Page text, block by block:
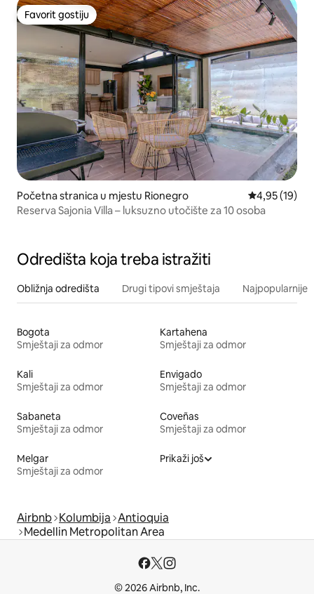
Favorit gostiju
Favorit gostiju
Početna stranica u mjestu Rionegro prosječna
4,95 (19)
Reserva Sajonia Villa – luksuzno utočište za 10 osoba
Odredišta koja treba istražiti
Obližnja odredišta Drugi tipovi smještaja Najpopularnije
Bogota
Smještaji za odmor
Kartahena
Smještaji za odmor
Kali
Smještaji za odmor
Envigado
Smještaji za odmor
Sabaneta
Smještaji za odmor
Coveñas
Smještaji za odmor
Melgar
Smještaji za odmor
Prikaži još
Airbnb Kolumbija Antioquia
Medellin Metropolitan Area
© 2026 Airbnb, Inc.